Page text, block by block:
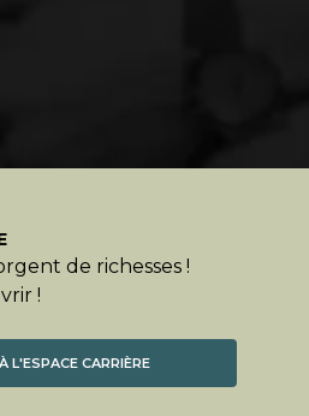
de richesses !
!
L'ESPACE CARRIÈRE